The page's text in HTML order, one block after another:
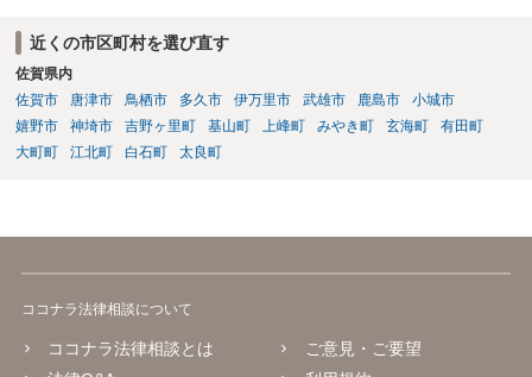
近くの市区町村を選び直す
佐賀県内
佐賀市
唐津市 鳥栖市 多久市 伊万里市 武雄市 鹿島市
小城市
嬉野市
神埼市 吉野ヶ里町 基山町 上峰町 みやき町 玄海町
有田町
大町町
江北町 白石町 太良町
ココナラ法律相談について
ココナラ法律相談とは
ご意見・ご要望